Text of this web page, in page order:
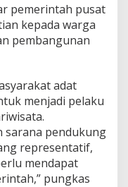
pemerintah pusat
kepada warga
pembangunan
adat
menjadi pelaku
sarana pendukung
representatif,
mendapat
pungkas